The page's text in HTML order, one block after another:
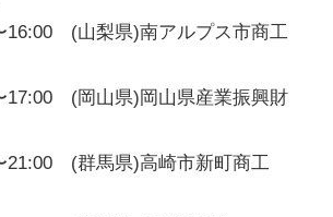
16:00 (山梨県)南アルプス市商工
17:00 (岡山県)岡山県産業振興財
21:00 (群馬県)高崎市新町商工